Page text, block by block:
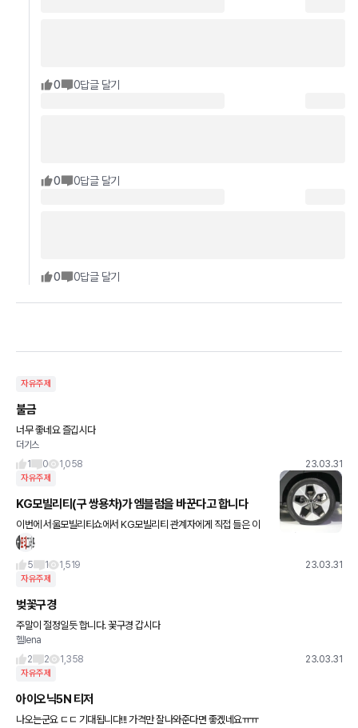
0 0답글 달기
0 0답글 달기
0 0답글 달기
자유주제
불금
너무 좋네요 즐깁시다
더기스
1
0 1,058 23.03.31
자유주제
KG모빌리티(구 쌍용차)가 엠블럼을 바꾼다고 합니다
이번에 서울모빌리티쇼에서 KG모빌리티 관계자에게 직접 들은 이
야기인데요, 앞으로 나올 신차에는 새로운 엠블럼이 탑재된다고 합니
5 1 1,519 23.03.31
자유주제
벚꽃구경
주말이 절정일듯 합니다. 꽃구경 갑시다
헬lena
2
2 1,358 23.03.31
자유주제
아이오닉5N 티저
나오는군요 ㄷㄷ 기대됩니다!!! 가격만 잘나와준다면 좋겠네요ㅠㅠ